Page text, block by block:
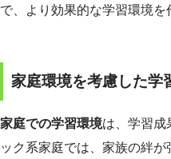
で、より効果的な学習環境を
家庭環境を考慮した学
家庭での学習環境は、学習成
ック系家庭では、家族の絆